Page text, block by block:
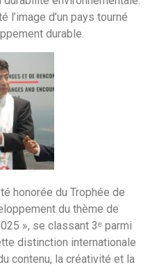
l’image d’un pays tourné
durable.
honorée du Trophée de
du thème de
», se classant 3ᵉ parmi
distinction internationale
contenu, la créativité et la